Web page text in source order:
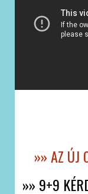
»» AZ ÚJ
»» 9+9